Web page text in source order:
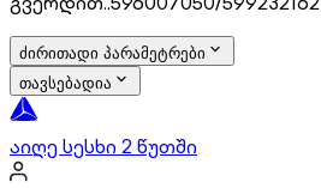
ძირითადი პარამეტრები
თავსებადია
აიღე სესხი 2 წუთში